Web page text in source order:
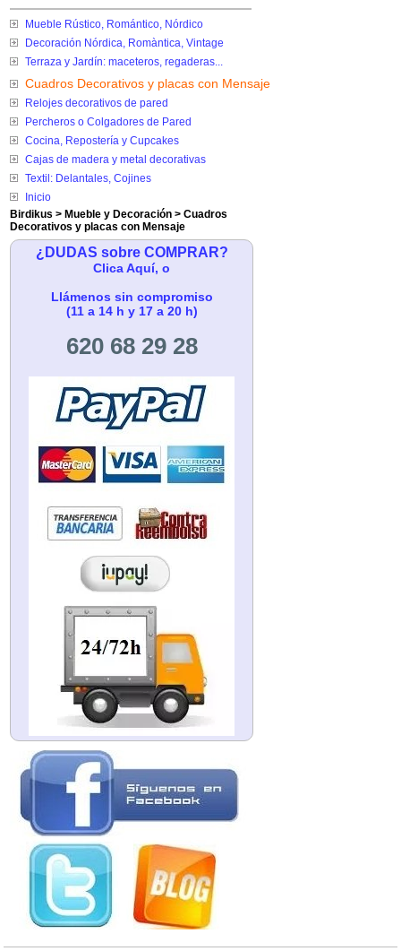
Mueble Rústico, Romántico, Nórdico
Decoración Nórdica, Romàntica, Vintage
Terraza y Jardín: maceteros, regaderas...
Cuadros Decorativos y placas con Mensaje
Relojes decorativos de pared
Percheros o Colgadores de Pared
Cocina, Repostería y Cupcakes
Cajas de madera y metal decorativas
Textil: Delantales, Cojines
Inicio
Birdikus > Mueble y Decoración > Cuadros
Decorativos y placas con Mensaje
¿DUDAS sobre COMPRAR?
Clica Aquí, o
Llámenos sin compromiso
(11 a 14 h y 17 a 20 h)
620 68 29 28